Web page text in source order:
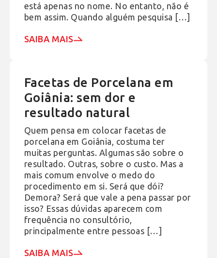
Facetas de Porcelana em
Goiânia: sem dor e
resultado natural
Quem pensa em colocar facetas de
porcelana em Goiânia, costuma ter
muitas perguntas. Algumas são sobre o
resultado. Outras, sobre o custo. Mas a
mais comum envolve o medo do
procedimento em si. Será que dói?
Demora? Será que vale a pena passar por
isso? Essas dúvidas aparecem com
frequência no consultório,
principalmente entre pessoas […]
SAIBA MAIS
está apenas no nome. No entanto, não é
bem assim. Quando alguém pesquisa […]
SAIBA MAIS